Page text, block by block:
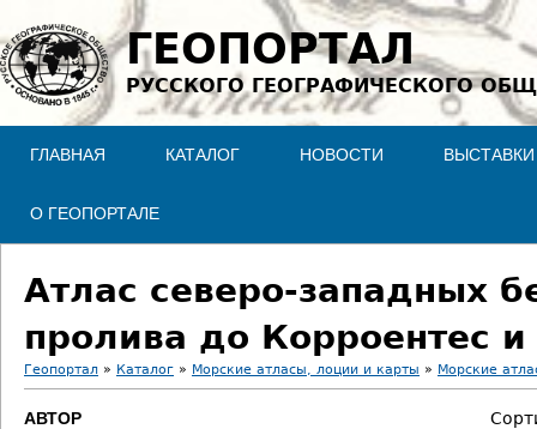
Jump to navigation
ГЕОПОРТАЛ
РУССКОГО ГЕОГРАФИЧЕСКОГО
ГЛАВНАЯ КАТАЛОГ НОВОСТИ ВЫСТАВКИ
О ГЕОПОРТАЛЕ
Атлас северо-западных
пролива до Корроентес
В
Геопортал » Каталог » Морские атласы, лоции и карты » Морские
АВТОР